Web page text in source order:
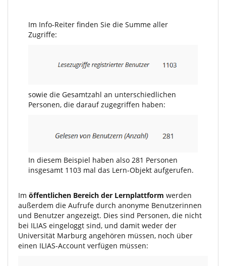
Im Info-Reiter finden Sie die Summe aller
Zugriffe:
sowie die Gesamtzahl an unterschiedlichen
Personen, die darauf zugegriffen haben:
In diesem Beispiel haben also 281 Personen
insgesamt 1103 mal das Lern-Objekt aufgerufen.
Im öffentlichen Bereich der Lernplattform werden
außerdem die Aufrufe durch anonyme Benutzerinnen
und Benutzer angezeigt. Dies sind Personen, die nicht
bei ILIAS eingeloggt sind, und damit weder der
Universität Marburg angehören müssen, noch über
einen ILIAS-Account verfügen müssen: